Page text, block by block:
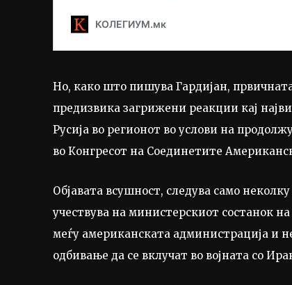
Но, како што пишува Гардијан,
предизвика загрижени реакции кај
Русија во регионот во услови на
во Конгресот на Соединетите
Објавата всушност, следува само
учествува на министерскиот состанок
меѓу американската администрација и
одбивање да се вклучат во војната со